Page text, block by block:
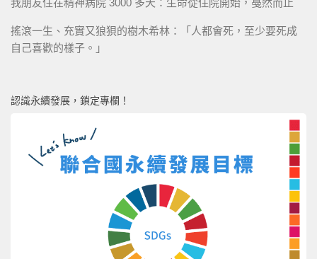
我朋友住在精神病院 3000 多天：生命從住院開始，戞然而止
搖滾一生、充實又狼狽的樹木希林：「人都會死，至少要死成
自己喜歡的樣子。」
認識永續發展，鎖定專欄！